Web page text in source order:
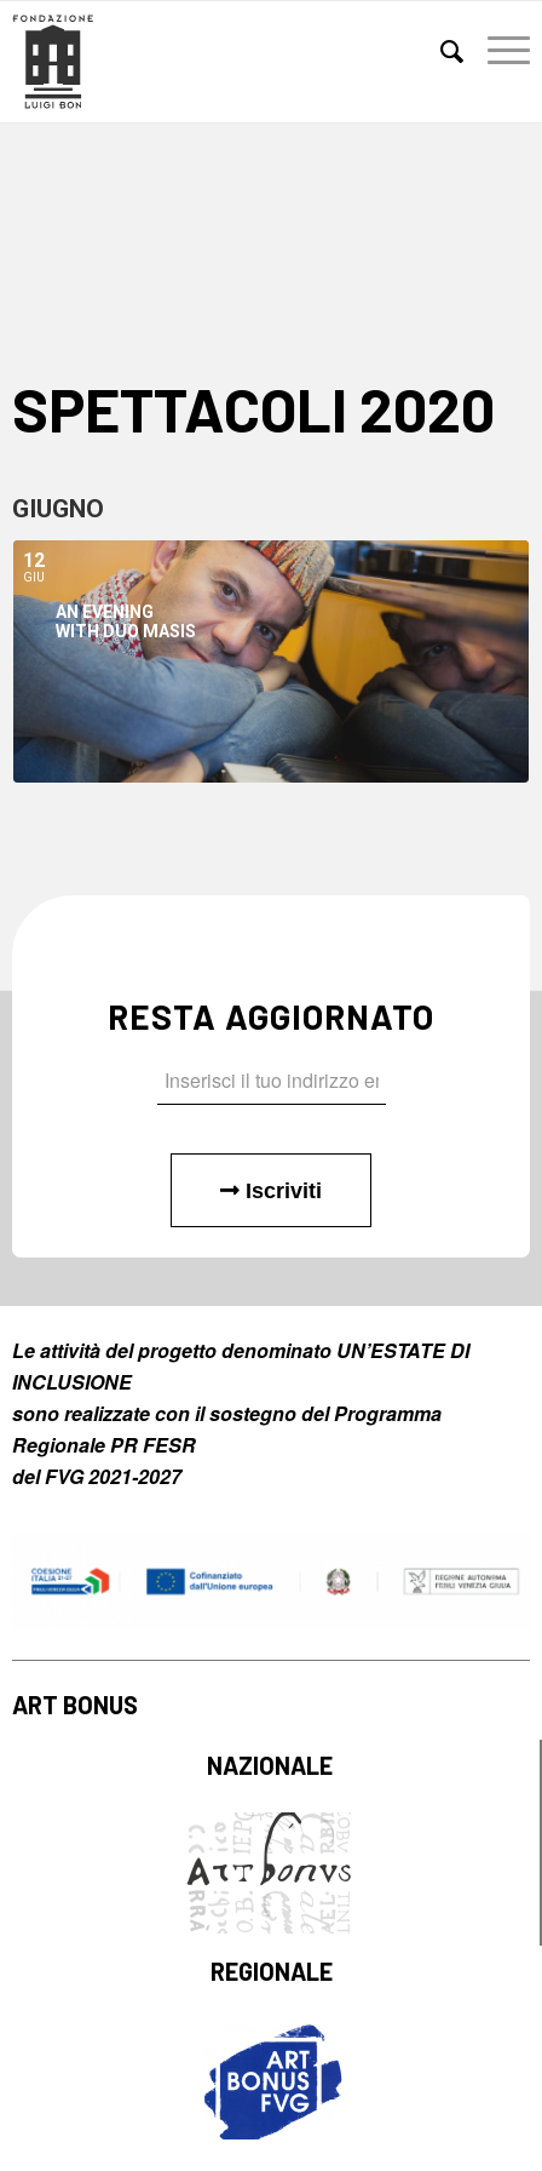
SPETTACOLI 2020
GIUGNO
12
GIU
AN EVENING
WITH DUO MASIS
RESTA AGGIORNATO
Iscriviti
Le attività del progetto denominato UN’ESTATE DI
INCLUSIONE
sono realizzate con il sostegno del Programma
Regionale PR FESR
del FVG 2021-2027
ART BONUS
NAZIONALE
REGIONALE